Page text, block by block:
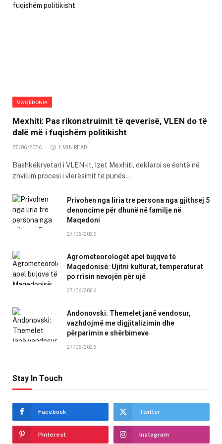
MAQEDONIA
Mexhiti: Pas rikonstruimit të qeverisë, VLEN do të
dalë më i fuqishëm politikisht
27/06/2026 1 MIN READ
Bashkëkryetari i VLEN-it, Izet Mexhiti, deklaroi se është në
zhvillim procesi i vlerësimit të punës…
Privohen nga liria tre persona nga gjithsej 5
denoncime për dhunë në familje në
Maqedoni
27/06/2026
Agrometeorologët apel bujqve të
Maqedonisë: Ujitni kulturat, temperaturat
po rrisin nevojën për ujë
27/06/2026
Andonovski: Themelet janë vendosur,
vazhdojmë me digjitalizimin dhe
përparimin e shërbimeve
27/06/2026
Stay In Touch
Facebook Twitter
Pinterest Instagram